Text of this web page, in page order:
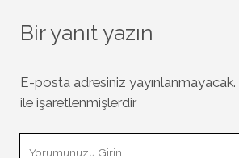
Bir yanıt yazın
E-posta adresiniz yayınlanmayacak.
ile işaretlenmişlerdir